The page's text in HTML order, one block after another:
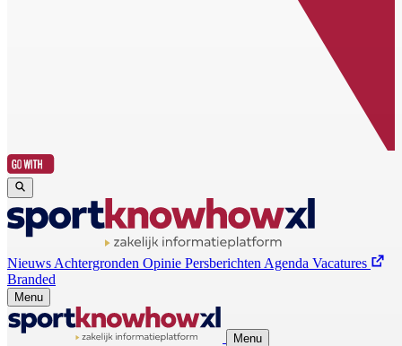
Nieuws Achtergronden Opinie Persberichten Agenda Vacatures
Branded
Menu
Menu